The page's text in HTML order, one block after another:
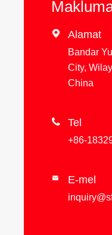
 Alamat
Bandar
City,
China
 Tel
+86-
 E-mel